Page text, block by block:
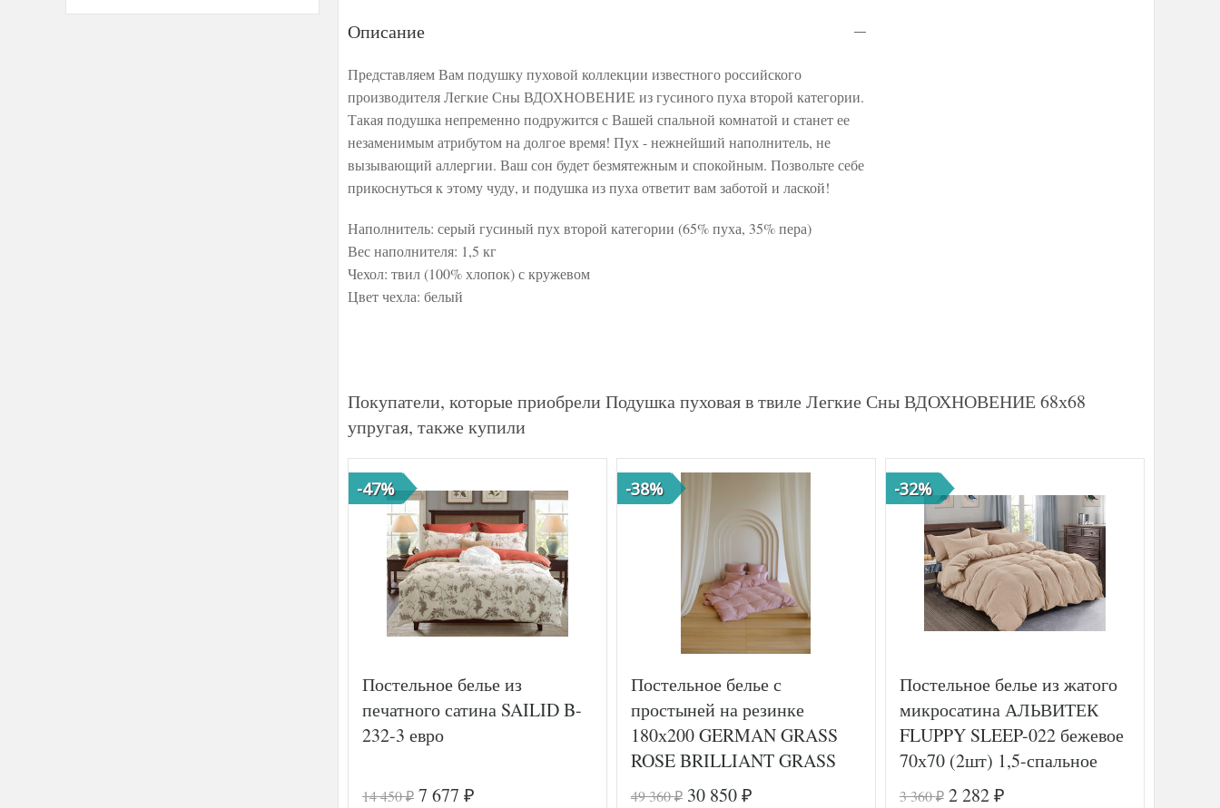
Описание
Представляем Вам подушку пуховой коллекции известного российского
производителя Легкие Сны ВДОХНОВЕНИЕ из гусиного пуха второй категории.
Такая подушка непременно подружится с Вашей спальной комнатой и станет ее
незаменимым атрибутом на долгое время! Пух - нежнейший наполнитель, не
вызывающий аллергии. Ваш сон будет безмятежным и спокойным. Позвольте себе
прикоснуться к этому чуду, и подушка из пуха ответит вам заботой и лаской!
Наполнитель: серый гусиный пух второй категории (65% пуха, 35% пера)
Вес наполнителя: 1,5 кг
Чехол: твил (100% хлопок) с кружевом
Цвет чехла: белый
Покупатели, которые приобрели Подушка пуховая в твиле Легкие Сны ВДОХНОВЕНИЕ 68х68
упругая, также купили
-47%
Постельное белье из
печатного сатина SAILID B-
232-3 евро
14 450₽ 7 677 ₽
-38%
Постельное белье с
простыней на резинке
180х200 GERMAN GRASS
ROSE BRILLIANT GRASS
50х70 (2шт) евро
49 360₽ 30 850 ₽
-32%
Постельное белье из жатого
микросатина АЛЬВИТЕК
FLUPPY SLEEP-022 бежевое
70х70 (2шт) 1,5-спальное
3 360₽ 2 282 ₽